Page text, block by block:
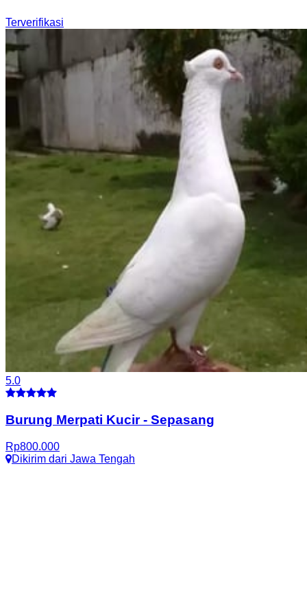
Terverifikasi
5.0
Burung Merpati Kucir- Sepasang
Rp800.000
Dikirim dari Jawa Tengah